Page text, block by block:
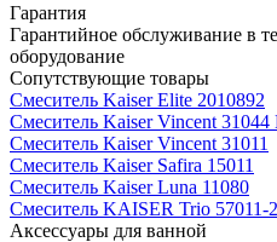
Гарантия
Гарантийное обслуживание в
оборудование
Сопутствующие товары
Смеситель Kaiser Elite 2010892
Смеситель Kaiser Vincent 31044
Смеситель Kaiser Vincent 31011
Смеситель Kaiser Safira 15011
Смеситель Kaiser Luna 11080
Смеситель KAISER Trio 57011-
Аксессуары для ванной